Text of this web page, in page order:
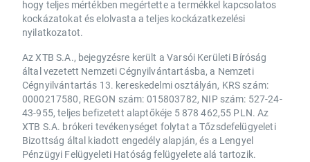
hogy teljes mértékben megértette a termékkel kapcsolatos
kockázatokat és elolvasta a teljes kockázatkezelési
nyilatkozatot.
Az XTB S.A., bejegyzésre került a Varsói Kerületi Bíróság
által vezetett Nemzeti Cégnyilvántartásba, a Nemzeti
Cégnyilvántartás 13. kereskedelmi osztályán, KRS szám:
0000217580, REGON szám: 015803782, NIP szám: 527-24-
43-955, teljes befizetett alaptőkéje 5 878 462,55 PLN. Az
XTB S.A. brókeri tevékenységet folytat a Tőzsdefelügyeleti
Bizottság által kiadott engedély alapján, és a Lengyel
Pénzügyi Felügyeleti Hatóság felügyelete alá tartozik.